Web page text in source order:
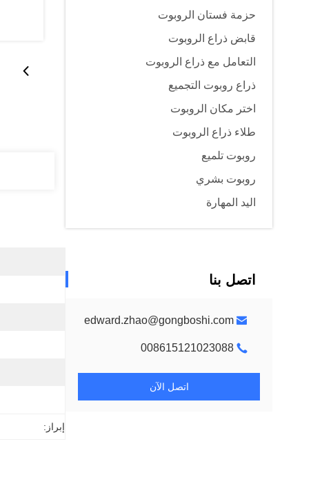
حزمة فستان الروبوت
قابض ذراع الروبوت
التعامل مع ذراع الروبوت
ذراع روبوت التجميع
اختر مكان الروبوت
طلاء ذراع الروبوت
روبوت تلميع
روبوت بشري
اليد المهارة
اتصل بنا
edward.zhao@gongboshi.com
008615121023088
اتصل الآن
إبراز: